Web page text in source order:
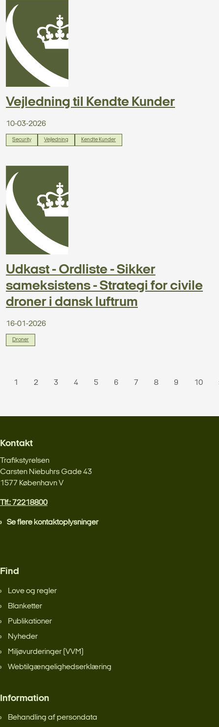
Vejledning til Kendte Kunder
10-03-2026
Security Vejledning Kendte Kunder
Udkast - Ordliste - Sikker
sameksistens - Strategi for civile
droner i dansk luftrum
16-01-2026
Droner
1 2 3 4 5 6 7 8 9 10
Kontakt
Trafikstyrelsen
Carsten Niebuhrs Gade 43
1577 København V
Tlf.: 72218800
Se flere kontaktoplysninger
Find
Love og regler
Blanketter
Publikationer
Nyheder
Miljøvurderinger (VVM)
Webtilgængelighedserklæring
Information
Behandling af persondata